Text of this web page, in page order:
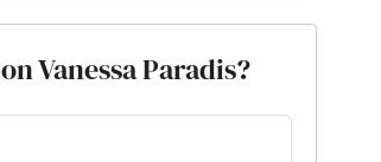
Vanessa Paradis?